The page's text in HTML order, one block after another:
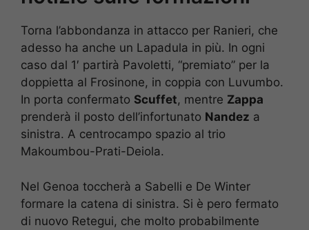
Torna l’abbondanza in attacco per Ranieri, che
adesso ha anche un Lapadula in più. In ogni
caso dal 1′ partirà Pavoletti, “premiato” per la
doppietta al Frosinone, in coppia con Luvumbo.
In porta confermato Scuffet, mentre Zappa
prenderà il posto dell’infortunato Nandez a
sinistra. A centrocampo spazio al trio
Makoumbou-Prati-Deiola.
Nel Genoa toccherà a Sabelli e De Winter
formare la catena di sinistra. Si è pero fermato
di nuovo Retegui, che molto probabilmente